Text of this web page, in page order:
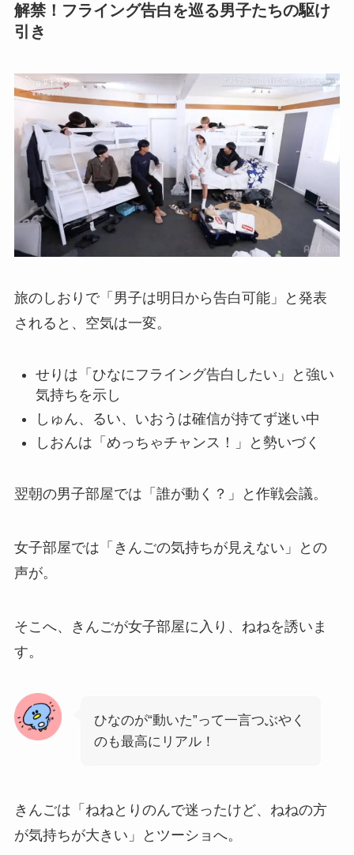
解禁！フライング告白を巡る男子たちの駆け
引き
旅のしおりで「男子は明日から告白可能」と発表
されると、空気は一変。
せりは「ひなにフライング告白したい」と強い
気持ちを示し
しゅん、るい、いおうは確信が持てず迷い中
しおんは「めっちゃチャンス！」と勢いづく
翌朝の男子部屋では「誰が動く？」と作戦会議。
女子部屋では「きんごの気持ちが見えない」との
声が。
そこへ、きんごが女子部屋に入り、ねねを誘いま
す。
ひなのが“動いた”って一言つぶやく
のも最高にリアル！
きんごは「ねねとりのんで迷ったけど、ねねの方
が気持ちが大きい」とツーショへ。